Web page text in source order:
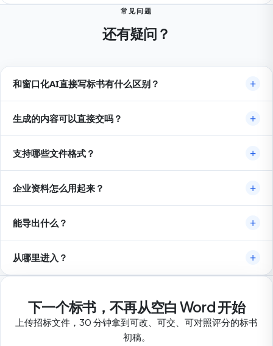
常见问题
还有疑问？
和窗口化AI直接写标书有什么区别？
生成的内容可以直接交吗？
支持哪些文件格式？
企业资料怎么用起来？
能导出什么？
从哪里进入？
下一个标书，不再从空白 Word 开始
上传招标文件，30 分钟拿到可改、可交、可对照评分的标书
初稿。